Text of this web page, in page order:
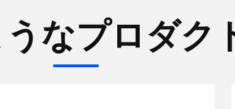
うなプロダク